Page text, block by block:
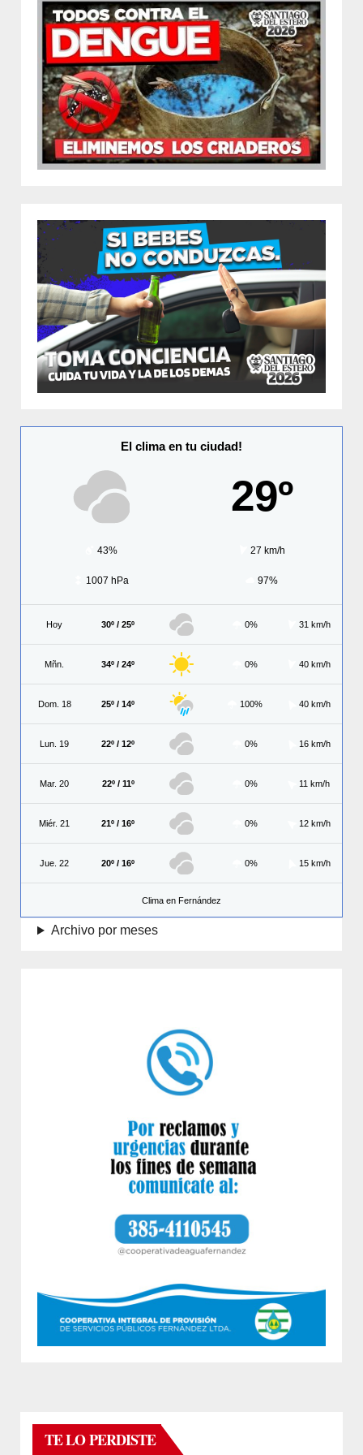
El clima en tu ciudad!
29º
43% 27 km/h
1007 hPa 97%
Hoy 30º / 25º 0% 31 km/h
Mñn. 34º / 24º 0% 40 km/h
Dom. 18 25º / 14º 100% 40 km/h
Lun. 19 22º / 12º 0% 16 km/h
Mar. 20 22º / 11º 0% 11 km/h
Miér. 21 21º / 16º 0% 12 km/h
Jue. 22 20º / 16º 0% 15 km/h
Clima en Fernández
Archivo por meses
TE LO PERDISTE